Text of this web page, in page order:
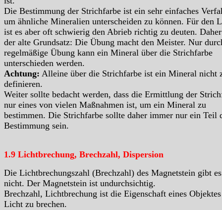
Die Bestimmung der Strichfarbe ist ein sehr einfaches
um ähnliche Mineralien unterscheiden zu können. Für den
ist es aber oft schwierig den Abrieb richtig zu deuten.
der alte Grundsatz: Die Übung macht den Meister. Nur
regelmäßige Übung kann ein Mineral über die Strichfarbe
unterschieden werden.
Achtung: Alleine über die Strichfarbe ist ein Mineral nicht
definieren.
Weiter sollte bedacht werden, dass die Ermittlung der
nur eines von vielen Maßnahmen ist, um ein Mineral zu
bestimmen. Die Strichfarbe sollte daher immer nur ein Teil
Bestimmung sein.
1.9 Lichtbrechung, Brechzahl, Dispersion
Die Lichtbrechungszahl (Brechzahl) des Magnetstein gibt es
nicht. Der Magnetstein ist undurchsichtig.
Brechzahl, Lichtbrechung ist die Eigenschaft eines Objektes
Licht zu brechen.